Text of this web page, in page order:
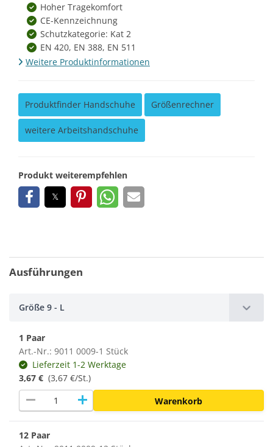
Hoher Tragekomfort
CE-Kennzeichnung
Schutzkategorie: Kat 2
EN 420, EN 388, EN 511
Weitere Produktinformationen
Produktfinder Handschuhe Größenrechner
weitere Arbeitshandschuhe
Produkt weiterempfehlen
Ausführungen
Größe 9 - L
1 Paar
Art.-Nr.: 9011 0009-1 Stück
Lieferzeit 1-2 Werktage
3,67 € (3,67 €/St.)
remove add Warenkorb
12 Paar